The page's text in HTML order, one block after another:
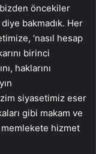
bizden öncekiler
bakmadık. Her
‘nasıl hesap
birinci
haklarını
siyasetimiz eser
gibi makam ve
hizmet